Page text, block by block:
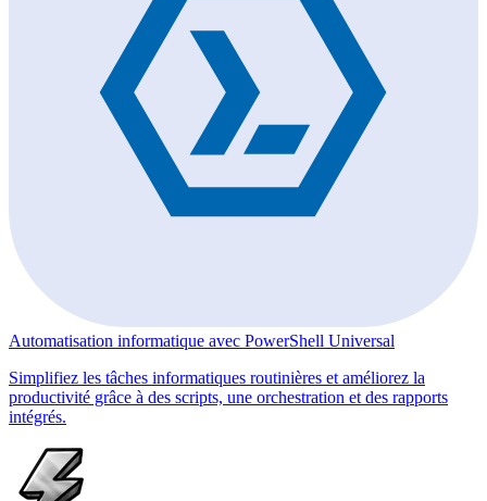
Automatisation informatique avec PowerShell Universal
Simplifiez les tâches informatiques routinières et améliorez la
productivité grâce à des scripts, une orchestration et des rapports
intégrés.